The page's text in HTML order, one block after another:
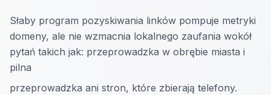
Słaby program pozyskiwania linków pompuje metryki
domeny, ale nie wzmacnia lokalnego zaufania wokół
pytań takich jak: przeprowadzka w obrębie miasta i
pilna
przeprowadzka ani stron, które zbierają telefony.